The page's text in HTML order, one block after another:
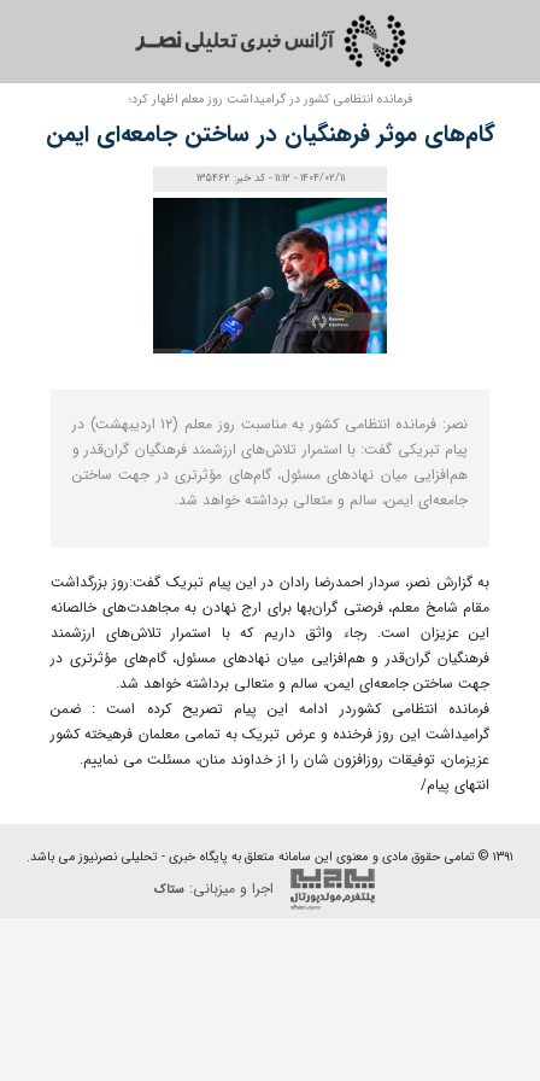
فرمانده انتظامی کشور در گرامیداشت روز معلم اظهار کرد؛
گام‌های موثر فرهنگیان در ساختن جامعه‌ای ایمن
1404/02/11 - 11:12 - کد خبر: 135462
نصر: فرمانده انتظامی کشور به مناسبت روز معلم (۱۲ اردیبهشت) در
پیام تبریکی گفت: با استمرار تلاش‌های ارزشمند فرهنگیان گران‌قدر و
هم‌افزایی میان نهادهای مسئول، گام‌های مؤثرتری در جهت ساختن
جامعه‌ای ایمن، سالم و متعالی برداشته خواهد شد.
به گزارش نصر، سردار احمدرضا رادان در این پیام تبریک گفت:روز بزرگداشت
مقام شامخ معلم، فرصتی گران‌بها برای ارج نهادن به مجاهدت‌های خالصانه
این عزیزان است. رجاء واثق داریم که با استمرار تلاش‌های ارزشمند
فرهنگیان گران‌قدر و هم‌افزایی میان نهادهای مسئول، گام‌های مؤثرتری در
جهت ساختن جامعه‌ای ایمن، سالم و متعالی برداشته خواهد شد.
فرمانده انتظامی کشوردر ادامه این پیام تصریح کرده است : ضمن
گرامیداشت این روز فرخنده و عرض تبریک به تمامی معلمان فرهیخته کشور
عزیزمان، توفیقات روزافزون شان را از خداوند منان، مسئلت می نماییم.
انتهای پیام/
۱۳۹۱ © تمامی حقوق مادی و معنوی این سامانه متعلق به پایگاه خبری - تحلیلی نصرنیوز می باشد.
اجرا و میزبانی:ستاک